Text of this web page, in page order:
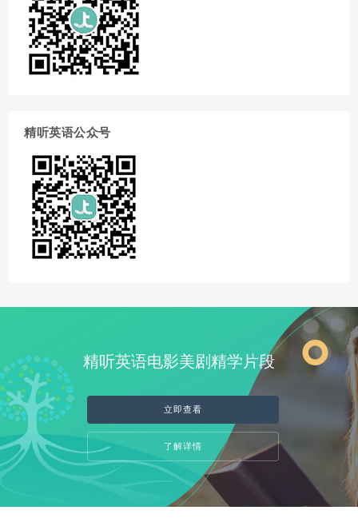
精听英语公众号
精听英语电影美剧精学片段
立即查看
了解详情